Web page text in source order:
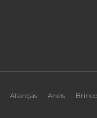
Alianças Anéis